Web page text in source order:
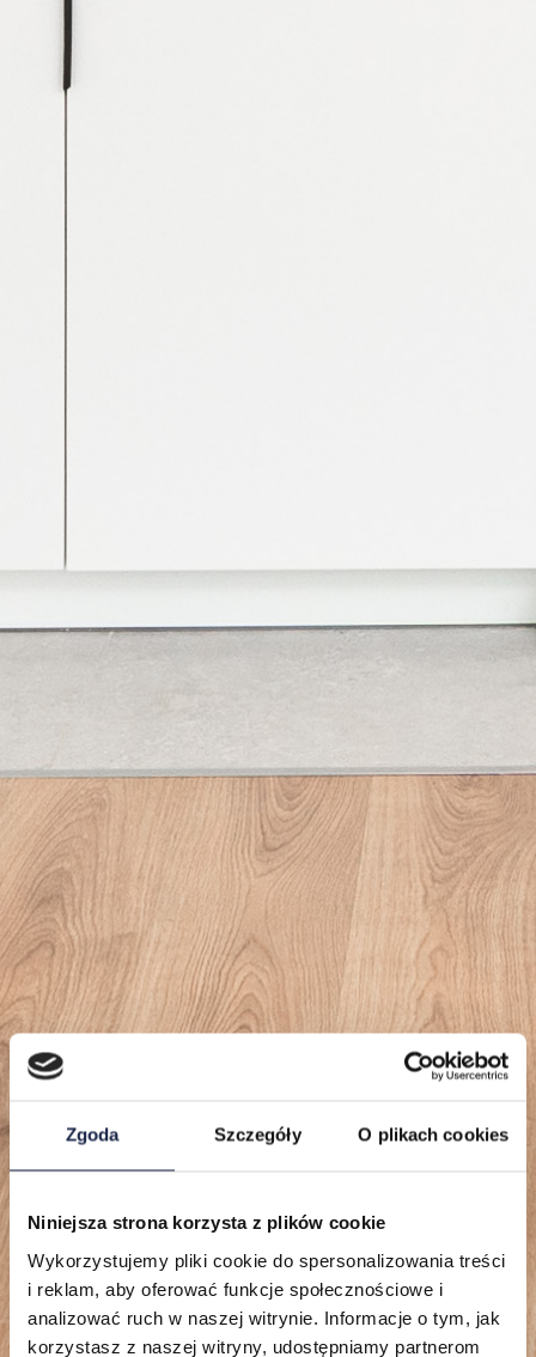
Zgoda Szczegóły O plikach cookies
Niniejsza strona korzysta z plików cookie
Wykorzystujemy pliki cookie do spersonalizowania treści
i reklam, aby oferować funkcje społecznościowe i
analizować ruch w naszej witrynie. Informacje o tym, jak
korzystasz z naszej witryny, udostępniamy partnerom
Lokalizacje
Mieszkania